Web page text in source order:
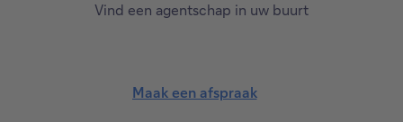
Vind een agentschap in uw buurt
Maak een afspraak